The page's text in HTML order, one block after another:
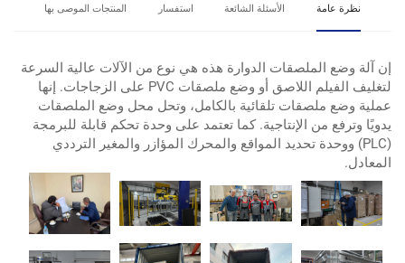
نظرة عامة الأسئلة الشائعة استفسار المنتجات الموصى بها
إن آلة وضع الملصقات الدوارة هذه هي نوع من الآلات عالية السرعة
لتغليف الفيلم اللاصق أو وضع ملصقات PVC على الزجاجات. إنها
عملية وضع ملصقات تلقائية بالكامل، وتحل محل وضع الملصقات
يدويًا وترفع من الإنتاجية. كما تعتمد على وحدة تحكم قابلة للبرمجة
(PLC) ووحدة تحديد المواقع والمحرك المؤازر والمغير الترددي
المعادل.